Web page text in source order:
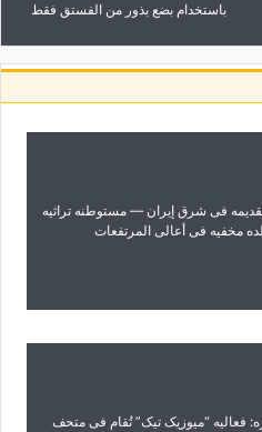
باستخدام بضع بذور من الفستق فقط
فی شرق إیران — مستوطنه تراثیه
مخفیه فی أعالی المرتفعات
فعالیه “میوزیک تیک” تُقام فی متحف